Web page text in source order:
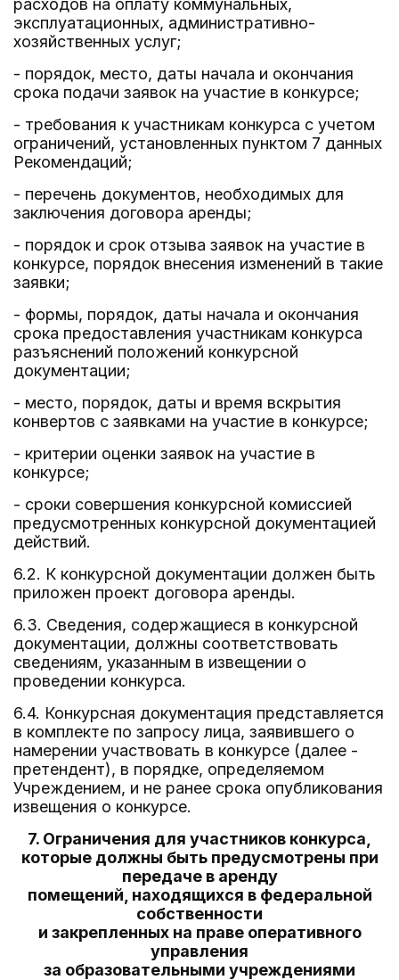
расходов на оплату коммунальных,
эксплуатационных, административно-
хозяйственных услуг;
- порядок, место, даты начала и окончания
срока подачи заявок на участие в конкурсе;
- требования к участникам конкурса с учетом
ограничений, установленных пунктом 7 данных
Рекомендаций;
- перечень документов, необходимых для
заключения договора аренды;
- порядок и срок отзыва заявок на участие в
конкурсе, порядок внесения изменений в такие
заявки;
- формы, порядок, даты начала и окончания
срока предоставления участникам конкурса
разъяснений положений конкурсной
документации;
- место, порядок, даты и время вскрытия
конвертов с заявками на участие в конкурсе;
- критерии оценки заявок на участие в
конкурсе;
- сроки совершения конкурсной комиссией
предусмотренных конкурсной документацией
действий.
6.2. К конкурсной документации должен быть
приложен проект договора аренды.
6.3. Сведения, содержащиеся в конкурсной
документации, должны соответствовать
сведениям, указанным в извещении о
проведении конкурса.
6.4. Конкурсная документация представляется
в комплекте по запросу лица, заявившего о
намерении участвовать в конкурсе (далее -
претендент), в порядке, определяемом
Учреждением, и не ранее срока опубликования
извещения о конкурсе.
7. Ограничения для участников конкурса,
которые должны быть предусмотрены при
передаче в аренду
помещений, находящихся в федеральной
собственности
и закрепленных на праве оперативного
управления
за образовательными учреждениями